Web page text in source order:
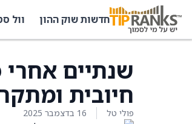
חדשות שוק ההון וול
שנתיים
חיובית
פולי טל 16 בדצמבר 2025